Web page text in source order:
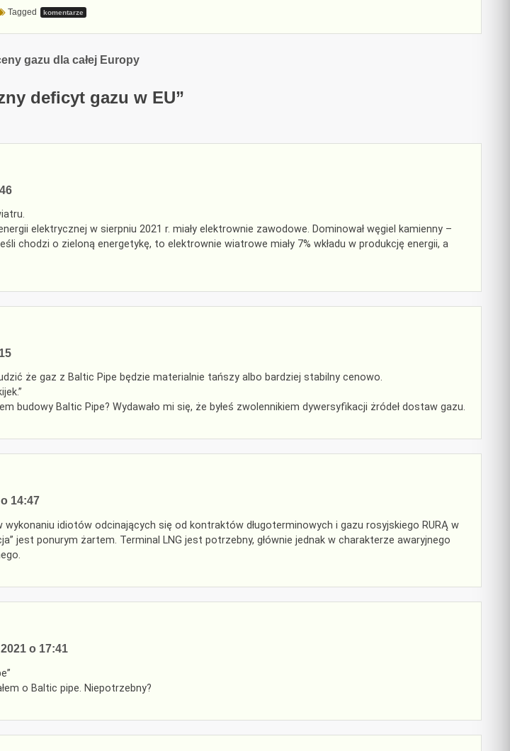
Tagged komentarze
gazu dla całej Europy
deficyt gazu w EU”
elektrycznej w sierpniu 2021 r. miały elektrownie zawodowe. Dominował węgiel kamienny –
chodzi o zieloną energetykę, to elektrownie wiatrowe miały 7% wkładu w produkcję energii, a
że gaz z Baltic Pipe będzie materialnie tańszy albo bardziej stabilny cenowo.
budowy Baltic Pipe? Wydawało mi się, że byłeś zwolennikiem dywersyfikacji żródeł dostaw gazu.
14:47
wykonaniu idiotów odcinających się od kontraktów długoterminowych i gazu rosyjskiego RURĄ w
jest ponurym żartem. Terminal LNG jest potrzebny, głównie jednak w charakterze awaryjnego
o 17:41
o Baltic pipe. Niepotrzebny?